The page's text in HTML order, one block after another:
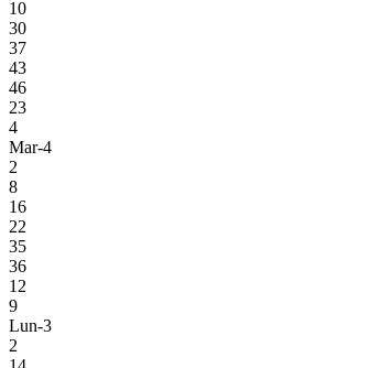
10
30
37
43
46
23
4
Mar-4
2
8
16
22
35
36
12
9
Lun-3
2